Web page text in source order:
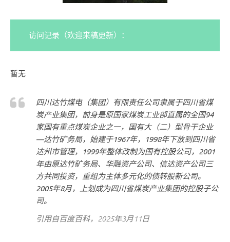
访问记录（欢迎来稿更新）：
暂无
四川达竹煤电（集团）有限责任公司隶属于四川省煤
炭产业集团，前身是原国家煤炭工业部直属的全国94
家国有重点煤炭企业之一，国有大（二）型骨干企业
—达竹矿务局，始建于1967年，1998年下放到四川省
达州市管理，1999年整体改制为国有控股公司，2001
年由原达竹矿务局、华融资产公司、信达资产公司三
方共同投资，重组为主体多元化的债转股新公司。
2005年8月，上划成为四川省煤炭产业集团的控股子公
司。
引用自百度百科，2025年3月11日